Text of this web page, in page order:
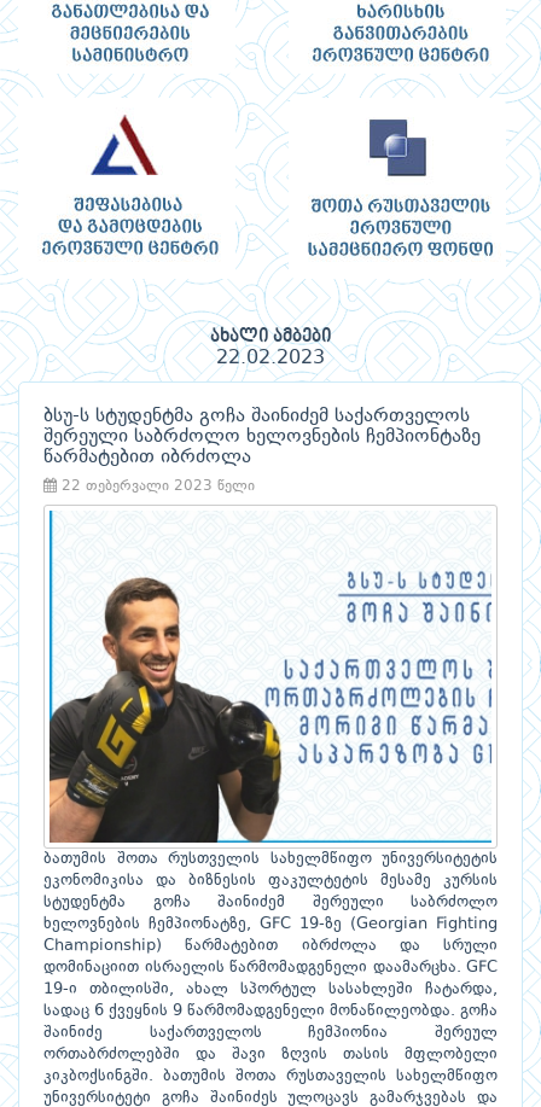
ახალი ამბები
22.02.2023
ბსუ-ს სტუდენტმა გოჩა შაინიძემ საქართველოს
შერეული საბრძოლო ხელოვნების ჩემპიონტაზე
წარმატებით იბრძოლა
22 თებერვალი 2023 წელი
ბათუმის შოთა რუსთველის სახელმწიფო უნივერსიტეტის
ეკონომიკისა და ბიზნესის ფაკულტეტის მესამე კურსის
სტუდენტმა გოჩა შაინიძემ შერეული საბრძოლო
ხელოვნების ჩემპიონატზე, GFC 19-ზე (Georgian Fighting
Championship) წარმატებით იბრძოლა და სრული
დომინაციით ისრაელის წარმომადგენელი დაამარცხა. GFC
19-ი თბილისში, ახალ სპორტულ სასახლეში ჩატარდა,
სადაც 6 ქვეყნის 9 წარმომადგენელი მონაწილეობდა. გოჩა
შაინიძე საქართველოს ჩემპიონია შერეულ
ორთაბრძოლებში და შავი ზღვის თასის მფლობელი
კიკბოქსინგში. ბათუმის შოთა რუსთაველის სახელმწიფო
უნივერსიტეტი გოჩა შაინიძეს ულოცავს გამარჯვებას და